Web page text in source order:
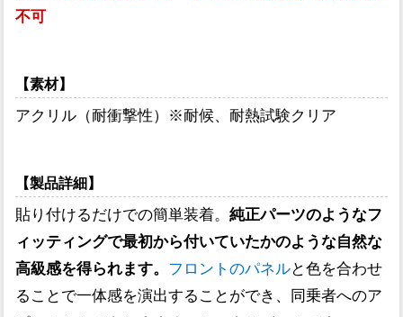
不可
【素材】
アクリル（耐衝撃性）※耐候、耐熱試験クリア
【製品詳細】
貼り付けるだけでの簡単装着。純正パーツのようなフ
ィッティングで最初から付いていたかのような自然な
高級感を得られます。 フロントのパネルと色を合わせ
ることで一体感を演出することができ、同乗者へのア